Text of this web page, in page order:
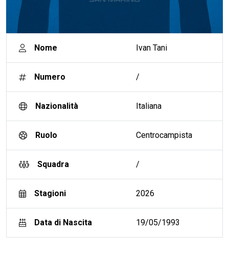
Nome Ivan Tani
Numero /
Nazionalità Italiana
Ruolo Centrocampista
Squadra /
Stagioni 2026
Data di Nascita 19/05/1993